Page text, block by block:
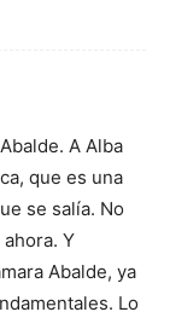
A Alba
que es una
se salía. No
Y
Abalde, ya
Lo